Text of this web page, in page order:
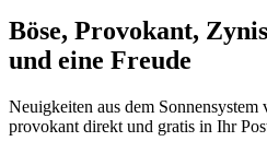
Böse, Provokant,
und eine Freude
Neuigkeiten aus dem
provokant direkt und gratis in Ihr